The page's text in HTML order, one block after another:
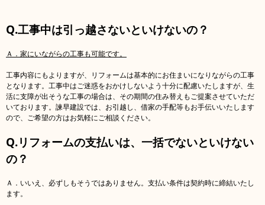
Q.工事中は引っ越さないといけないの？
Ａ．家にいながらの工事も可能です。
工事内容にもよりますが、リフォームは基本的にお住まいになりながらの工事
となります。工事中はご迷惑をおかけしないよう十分に配慮いたしますが、生
活に支障が出そうな工事の場合は、その期間の住み替えもご提案させていただ
いております。諫早建設では、お引越し、借家の手配等もお手伝いいたします
ので、ご希望の方はお気軽にご相談ください。
Q.リフォームの支払いは、一括でないといけない
の？
Ａ．いいえ、必ずしもそうではありません。支払い条件は契約時に締結いたし
ます。